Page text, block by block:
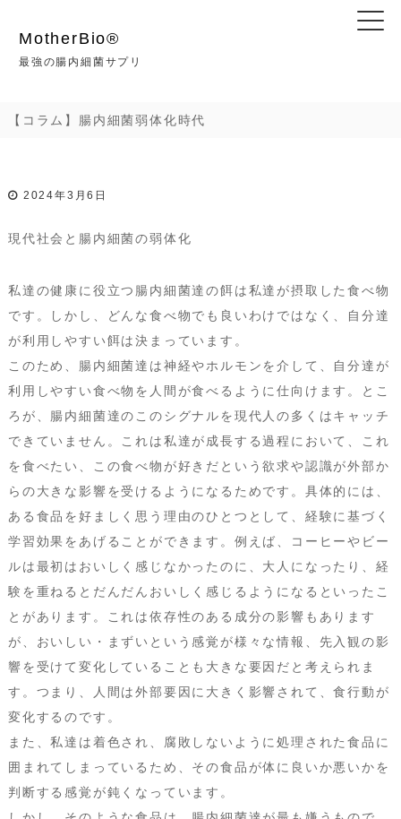
キ
プ
MotherBio®︎
最強の腸内細菌サプリ
【コラム】腸内細菌弱体化時代
2024年3月6日
現代社会と腸内細菌の弱体化
私達の健康に役立つ腸内細菌達の餌は私達が摂取した食べ物
です。しかし、どんな食べ物でも良いわけではなく、自分達
が利用しやすい餌は決まっています。
このため、腸内細菌達は神経やホルモンを介して、自分達が
利用しやすい食べ物を人間が食べるように仕向けます。とこ
ろが、腸内細菌達のこのシグナルを現代人の多くはキャッチ
できていません。これは私達が成長する過程において、これ
を食べたい、この食べ物が好きだという欲求や認識が外部か
らの大きな影響を受けるようになるためです。具体的には、
ある食品を好ましく思う理由のひとつとして、経験に基づく
学習効果をあげることができます。例えば、コーヒーやビー
ルは最初はおいしく感じなかったのに、大人になったり、経
験を重ねるとだんだんおいしく感じるようになるといったこ
とがあります。これは依存性のある成分の影響もあります
が、おいしい・まずいという感覚が様々な情報、先入観の影
響を受けて変化していることも大きな要因だと考えられま
す。つまり、人間は外部要因に大きく影響されて、食行動が
変化するのです。
また、私達は着色され、腐敗しないように処理された食品に
囲まれてしまっているため、その食品が体に良いか悪いかを
判断する感覚が鈍くなっています。